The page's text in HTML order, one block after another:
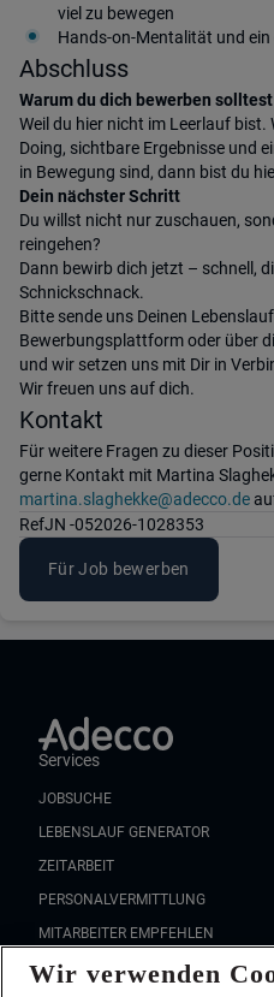
viel zu bewegen
Hands-on-Mentalität und
Abschluss
Warum du dich bewerben solltest
Weil du hier nicht im Leerlauf
Doing, sichtbare Ergebnisse und
in Bewegung sind, dann bist du
Dein nächster Schritt
Du willst nicht nur zuschauen,
reingehen?
Dann bewirb dich jetzt – schnell,
Schnickschnack.
Bitte sende uns Deinen
Bewerbungsplattform oder über
und wir setzen uns mit Dir in
Wir freuen uns auf dich.
Kontakt
Für weitere Fragen zu dieser
gerne Kontakt mit Martina
martina.slaghekke@adecco.de
RefJN -052026-1028353
Für Job bewerben
Services
JOBSUCHE
LEBENSLAUF GENERATOR
ZEITARBEIT
PERSONALVERMITTLUNG
MITARBEITER EMPFEHLEN
FAQ
Wir stellen ein!
Wir verwenden